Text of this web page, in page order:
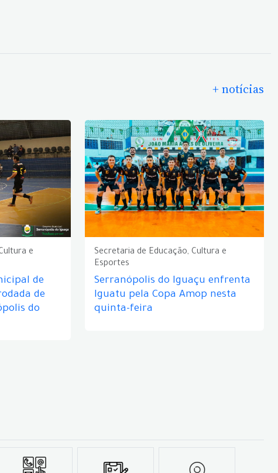
+ notícias
e
de
de
do
Secretaria de Educação, Cultura e
Esportes
Serranópolis do Iguaçu enfrenta
Iguatu pela Copa Amop nesta
quinta-feira